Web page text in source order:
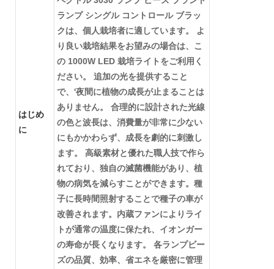
はじめ
に
ランプ シングル コントロール ブラッ
クは、個人栽培者に適しています。 よ
り良い栽培結果をお望みの場合は、こ
の 1000W LED 栽培ライトをご利用く
ださい。 追加の光を提供すること
で、'夜間に植物の成長が止まることは
ありません。 合理的に設計された光線
の色と波長は、消費量が非常に少ない
にもかかわらず、成長を劇的に刺激し
ます。 高級素材と優れた職人技で作ら
れており、独自の滅菌機能があり、植
物の病気を減らすことができます。種
子に長時間照射することで種子の車が
改善されます。内蔵ファンによりライ
トが通常の温度に保たれ、イオンガー
の寿命が長くなります。 各ランプビー
ズの品質、効率、省エネを厳密に管理